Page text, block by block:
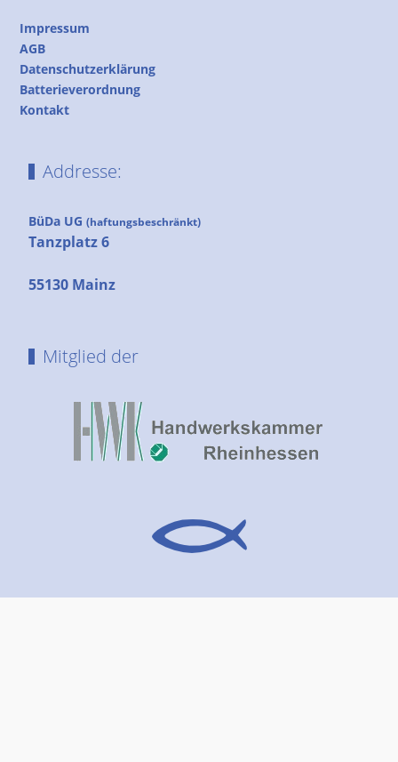
Impressum
AGB
Datenschutzerklärung
Batterieverordnung
Kontakt
Addresse:
BüDa UG (haftungsbeschränkt)
Tanzplatz 6
55130 Mainz
Mitglied der